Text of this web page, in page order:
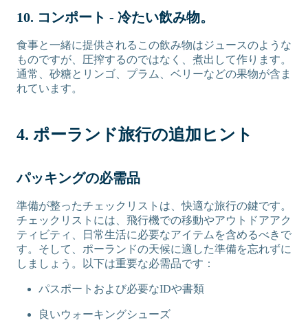
10. コンポート - 冷たい飲み物。
食事と一緒に提供されるこの飲み物はジュースのような
ものですが、圧搾するのではなく、煮出して作ります。
通常、砂糖とリンゴ、プラム、ベリーなどの果物が含ま
れています。
4. ポーランド旅行の追加ヒント
パッキングの必需品
準備が整ったチェックリストは、快適な旅行の鍵です。
チェックリストには、飛行機での移動やアウトドアアク
ティビティ、日常生活に必要なアイテムを含めるべきで
す。そして、ポーランドの天候に適した準備を忘れずに
しましょう。以下は重要な必需品です：
パスポートおよび必要なIDや書類
良いウォーキングシューズ